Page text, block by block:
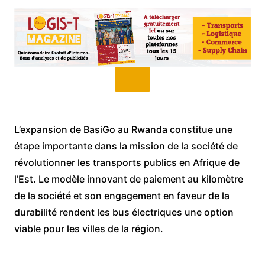
L’expansion de BasiGo au Rwanda constitue une
étape importante dans la mission de la société de
révolutionner les transports publics en Afrique de
l’Est. Le modèle innovant de paiement au kilomètre
de la société et son engagement en faveur de la
durabilité rendent les bus électriques une option
viable pour les villes de la région.